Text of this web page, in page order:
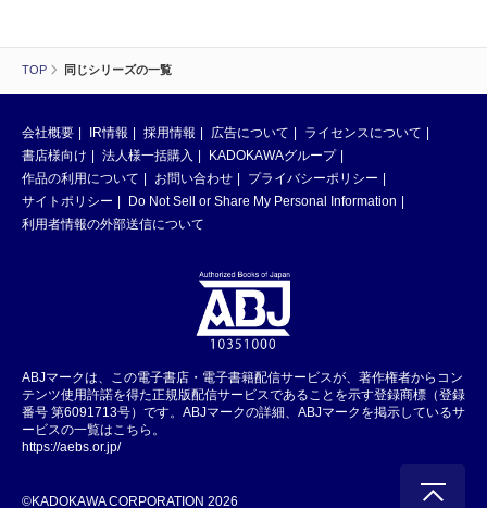
TOP 同じシリーズの一覧
会社概要 IR情報 採用情報 広告について
ライセンスについて
書店様向け
法人様一括購入
KADOKAWAグループ
作品の利用について
お問い合わせ
プライバシーポリシー
サイトポリシー
Do Not Sell or Share My Personal Information
利用者情報の外部送信について
ABJマークは、この電子書店・電子書籍配信サービスが、著作権者からコン
テンツ使用許諾を得た正規版配信サービスであることを示す登録商標（登録
番号 第6091713号）です。ABJマークの詳細、ABJマークを掲示しているサ
ービスの一覧はこちら。
https://aebs.or.jp/
©KADOKAWA CORPORATION 2026